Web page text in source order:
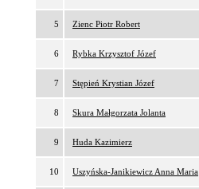
5 Zienc Piotr Robert
6 Rybka Krzysztof Józef
7 Stępień Krystian Józef
8 Skura Małgorzata Jolanta
9 Huda Kazimierz
10 Uszyńska-Janikiewicz Anna Maria